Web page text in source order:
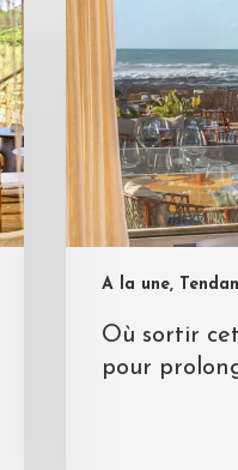
A la une,
Où sortir
pour